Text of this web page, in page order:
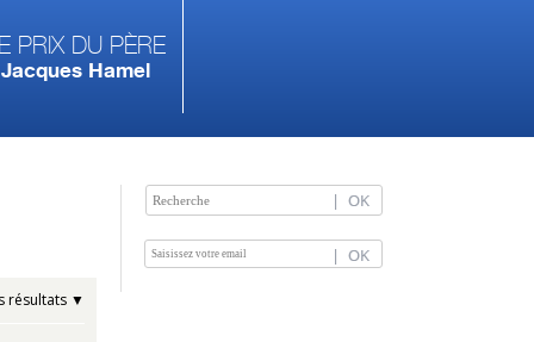
prix du Père
Jacques Hamel
résultats